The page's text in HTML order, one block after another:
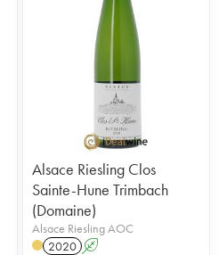
Alsace Riesling Clos
Sainte-Hune Trimbach
(Domaine)
Alsace Riesling AOC
2020 A